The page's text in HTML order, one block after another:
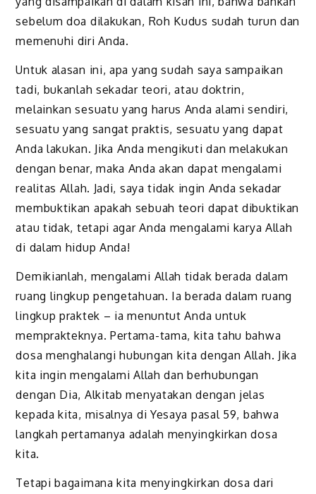
sebelum doa dilakukan, Roh Kudus sudah turun dan
memenuhi diri Anda.
Untuk alasan ini, apa yang sudah saya sampaikan
tadi, bukanlah sekadar teori, atau doktrin,
melainkan sesuatu yang harus Anda alami sendiri,
sesuatu yang sangat praktis, sesuatu yang dapat
Anda lakukan. Jika Anda mengikuti dan melakukan
dengan benar, maka Anda akan dapat mengalami
realitas Allah. Jadi, saya tidak ingin Anda sekadar
membuktikan apakah sebuah teori dapat dibuktikan
atau tidak, tetapi agar Anda mengalami karya Allah
di dalam hidup Anda!
Demikianlah, mengalami Allah tidak berada dalam
ruang lingkup pengetahuan. Ia berada dalam ruang
lingkup praktek – ia menuntut Anda untuk
memprakteknya. Pertama-tama, kita tahu bahwa
dosa menghalangi hubungan kita dengan Allah. Jika
kita ingin mengalami Allah dan berhubungan
dengan Dia, Alkitab menyatakan dengan jelas
kepada kita, misalnya di Yesaya pasal 59, bahwa
langkah pertamanya adalah menyingkirkan dosa
kita.
Tetapi bagaimana kita menyingkirkan dosa dari